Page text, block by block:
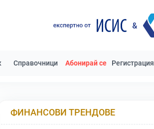
Справочници Абонирай се Регистрация
ФИНАНСОВИ ТРЕНДОВЕ